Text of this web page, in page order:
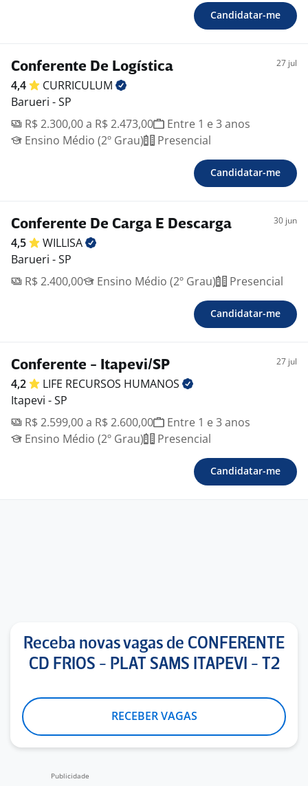
Candidatar-me
Conferente De Logística 27 jul
4,4
CURRICULUM
Barueri - SP
R$ 2.300,00 a R$ 2.473,00
Entre 1 e 3 anos
Ensino Médio (2º Grau)
Presencial
Candidatar-me
Conferente De Carga E Descarga 30 jun
4,5
WILLISA
Barueri - SP
R$ 2.400,00
Ensino Médio (2º Grau) Presencial
Candidatar-me
Conferente - Itapevi/SP 27 jul
4,2 LIFE RECURSOS HUMANOS
Itapevi - SP
R$ 2.599,00 a R$ 2.600,00
Entre 1 e 3 anos
Ensino Médio (2º Grau)
Presencial
Candidatar-me
Receba novas vagas de CONFERENTE
CD FRIOS - PLAT SAMS ITAPEVI - T2
RECEBER VAGAS